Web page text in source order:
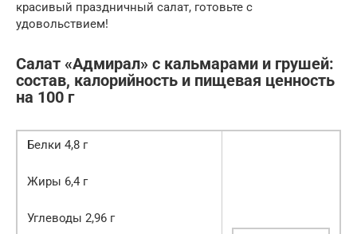
красивый праздничный салат, готовьте с
удовольствием!
Салат «Адмирал» с кальмарами и грушей:
состав, калорийность и пищевая ценность
на 100 г
Белки 4,8 г
Жиры 6,4 г
Углеводы 2,96 г